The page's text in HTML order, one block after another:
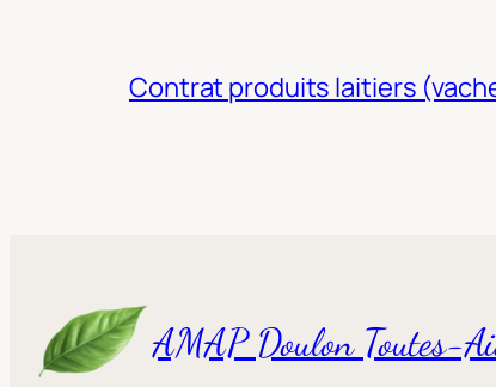
Contrat produits laitiers
AMAP Doulon Toutes-